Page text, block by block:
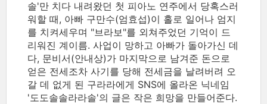
솔'만 치다 내려왔던 첫 피아노 연주에서 당혹스러
워할 때, 아빠 구만수(엄효섭)이 홀로 일어나 엄지
를 치켜세우며 "브라보"를 외쳐주었던 기억이 드
리워진 계이름. 사업이 망하고 아빠가 돌아가신 데
다, 문비서(안내상)가 마지막으로 남겨준 돈으로
얻은 전세조차 사기를 당해 전세금을 날려버려 오
갈 데 없게 된 구라라에게 SNS에 올라온 닉네임
'도도솔솔라라솔'의 글은 작은 희망을 만들어준다.